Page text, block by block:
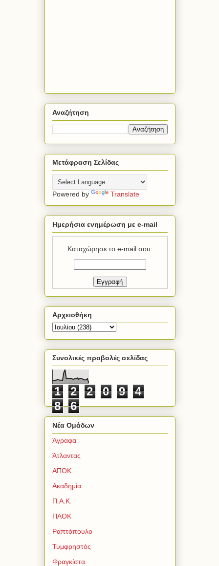
Αναζήτηση
Μετάφραση Σελίδας
Powered by Translate
Ημερήσια ενημέρωση με e-mail
Καταχώρησε το e-mail σου:
Αρχειοθήκη
Συνολικές προβολές σελίδας
1 2 2 0 9
4
8
6
Νέα Ομάδων
Άγραφα
Άτλαντας
ΑΠΟΚ
Ακαδημία
Π.Α.Κ.
ΠΑΟΚ
Ραπτόπουλο
Τυμφρηστός
Φραγκίστα